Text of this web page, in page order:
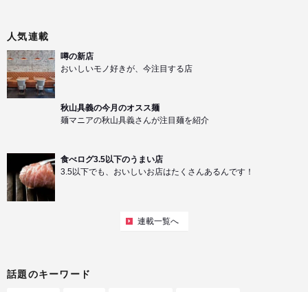
人気連載
噂の新店
おいしいモノ好きが、今注目する店
秋山具義の今月のオスス麺
麺マニアの秋山具義さんが注目麺を紹介
食べログ3.5以下のうまい店
3.5以下でも、おいしいお店はたくさんあるんです！
連載一覧へ
話題のキーワード